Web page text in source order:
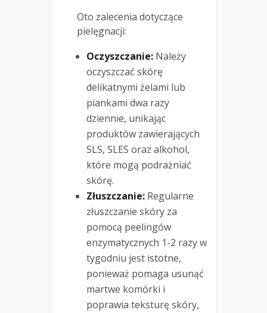
Oto zalecenia dotyczące
pielęgnacji:
Oczyszczanie: Należy
oczyszczać skórę
delikatnymi żelami lub
piankami dwa razy
dziennie, unikając
produktów zawierających
SLS, SLES oraz alkohol,
które mogą podrażniać
skórę.
Złuszczanie: Regularne
złuszczanie skóry za
pomocą peelingów
enzymatycznych 1-2 razy w
tygodniu jest istotne,
ponieważ pomaga usunąć
martwe komórki i
poprawia teksturę skóry,